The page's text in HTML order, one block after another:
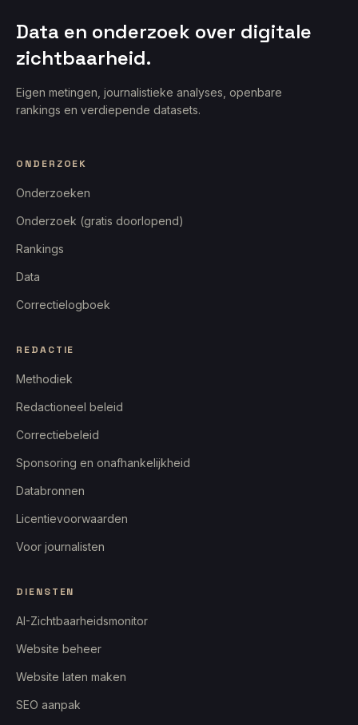
Data en onderzoek over digitale
zichtbaarheid.
Eigen metingen, journalistieke analyses, openbare
rankings en verdiepende datasets.
ONDERZOEK
Onderzoeken
Onderzoek (gratis doorlopend)
Rankings
Data
Correctielogboek
REDACTIE
Methodiek
Redactioneel beleid
Correctiebeleid
Sponsoring en onafhankelijkheid
Databronnen
Licentievoorwaarden
Voor journalisten
DIENSTEN
AI-Zichtbaarheidsmonitor
Website beheer
Website laten maken
SEO aanpak